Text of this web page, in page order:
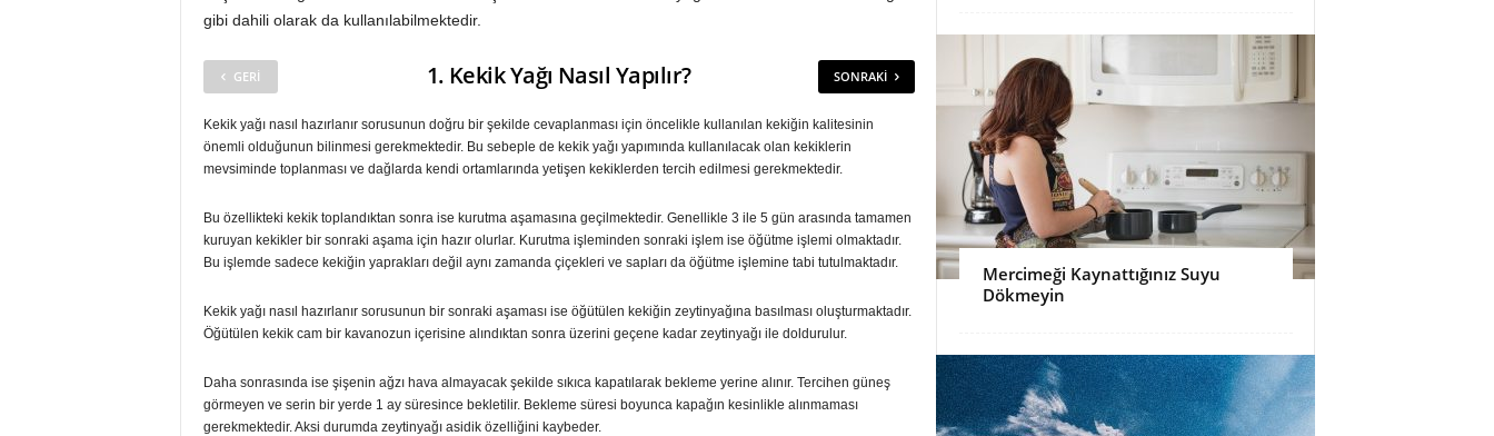
gibi dahili olarak da kullanılabilmektedir.
GERI SONRAKI
1. Kekik Yağı Nasıl Yapılır?
Kekik yağı nasıl hazırlanır sorusunun doğru bir şekilde cevaplanması için öncelikle kullanılan kekiğin kalitesinin
önemli olduğunun bilinmesi gerekmektedir. Bu sebeple de kekik yağı yapımında kullanılacak olan kekiklerin
mevsiminde toplanması ve dağlarda kendi ortamlarında yetişen kekiklerden tercih edilmesi gerekmektedir.
Bu özellikteki kekik toplandıktan sonra ise kurutma aşamasına geçilmektedir. Genellikle 3 ile 5 gün arasında tamamen
kuruyan kekikler bir sonraki aşama için hazır olurlar. Kurutma işleminden sonraki işlem ise öğütme işlemi olmaktadır.
Bu işlemde sadece kekiğin yaprakları değil aynı zamanda çiçekleri ve sapları da öğütme işlemine tabi tutulmaktadır.
Kekik yağı nasıl hazırlanır sorusunun bir sonraki aşaması ise öğütülen kekiğin zeytinyağına basılması oluşturmaktadır.
Öğütülen kekik cam bir kavanozun içerisine alındıktan sonra üzerini geçene kadar zeytinyağı ile doldurulur.
Daha sonrasında ise şişenin ağzı hava almayacak şekilde sıkıca kapatılarak bekleme yerine alınır. Tercihen güneş
görmeyen ve serin bir yerde 1 ay süresince bekletilir. Bekleme süresi boyunca kapağın kesinlikle alınmaması
gerekmektedir. Aksi durumda zeytinyağı asidik özelliğini kaybeder.
Mercimeği Kaynattığınız Suyu
Dökmeyin